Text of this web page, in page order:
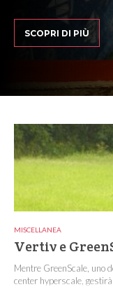
SCOPRI DI PIÙ
MISCELLANEA
Vertiv e
Mentre GreenScale, uno
center hyperscale,